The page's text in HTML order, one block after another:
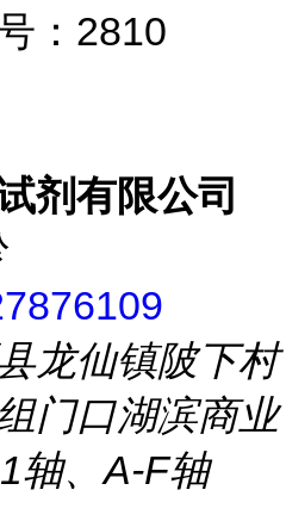
：2810
剂有限公司
龙仙镇陂下村
门口湖滨商业
轴、A-F轴